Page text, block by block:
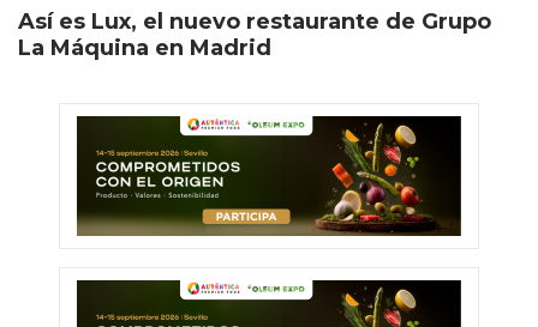
Así es Lux, el nuevo restaurante de Grupo
La Máquina en Madrid